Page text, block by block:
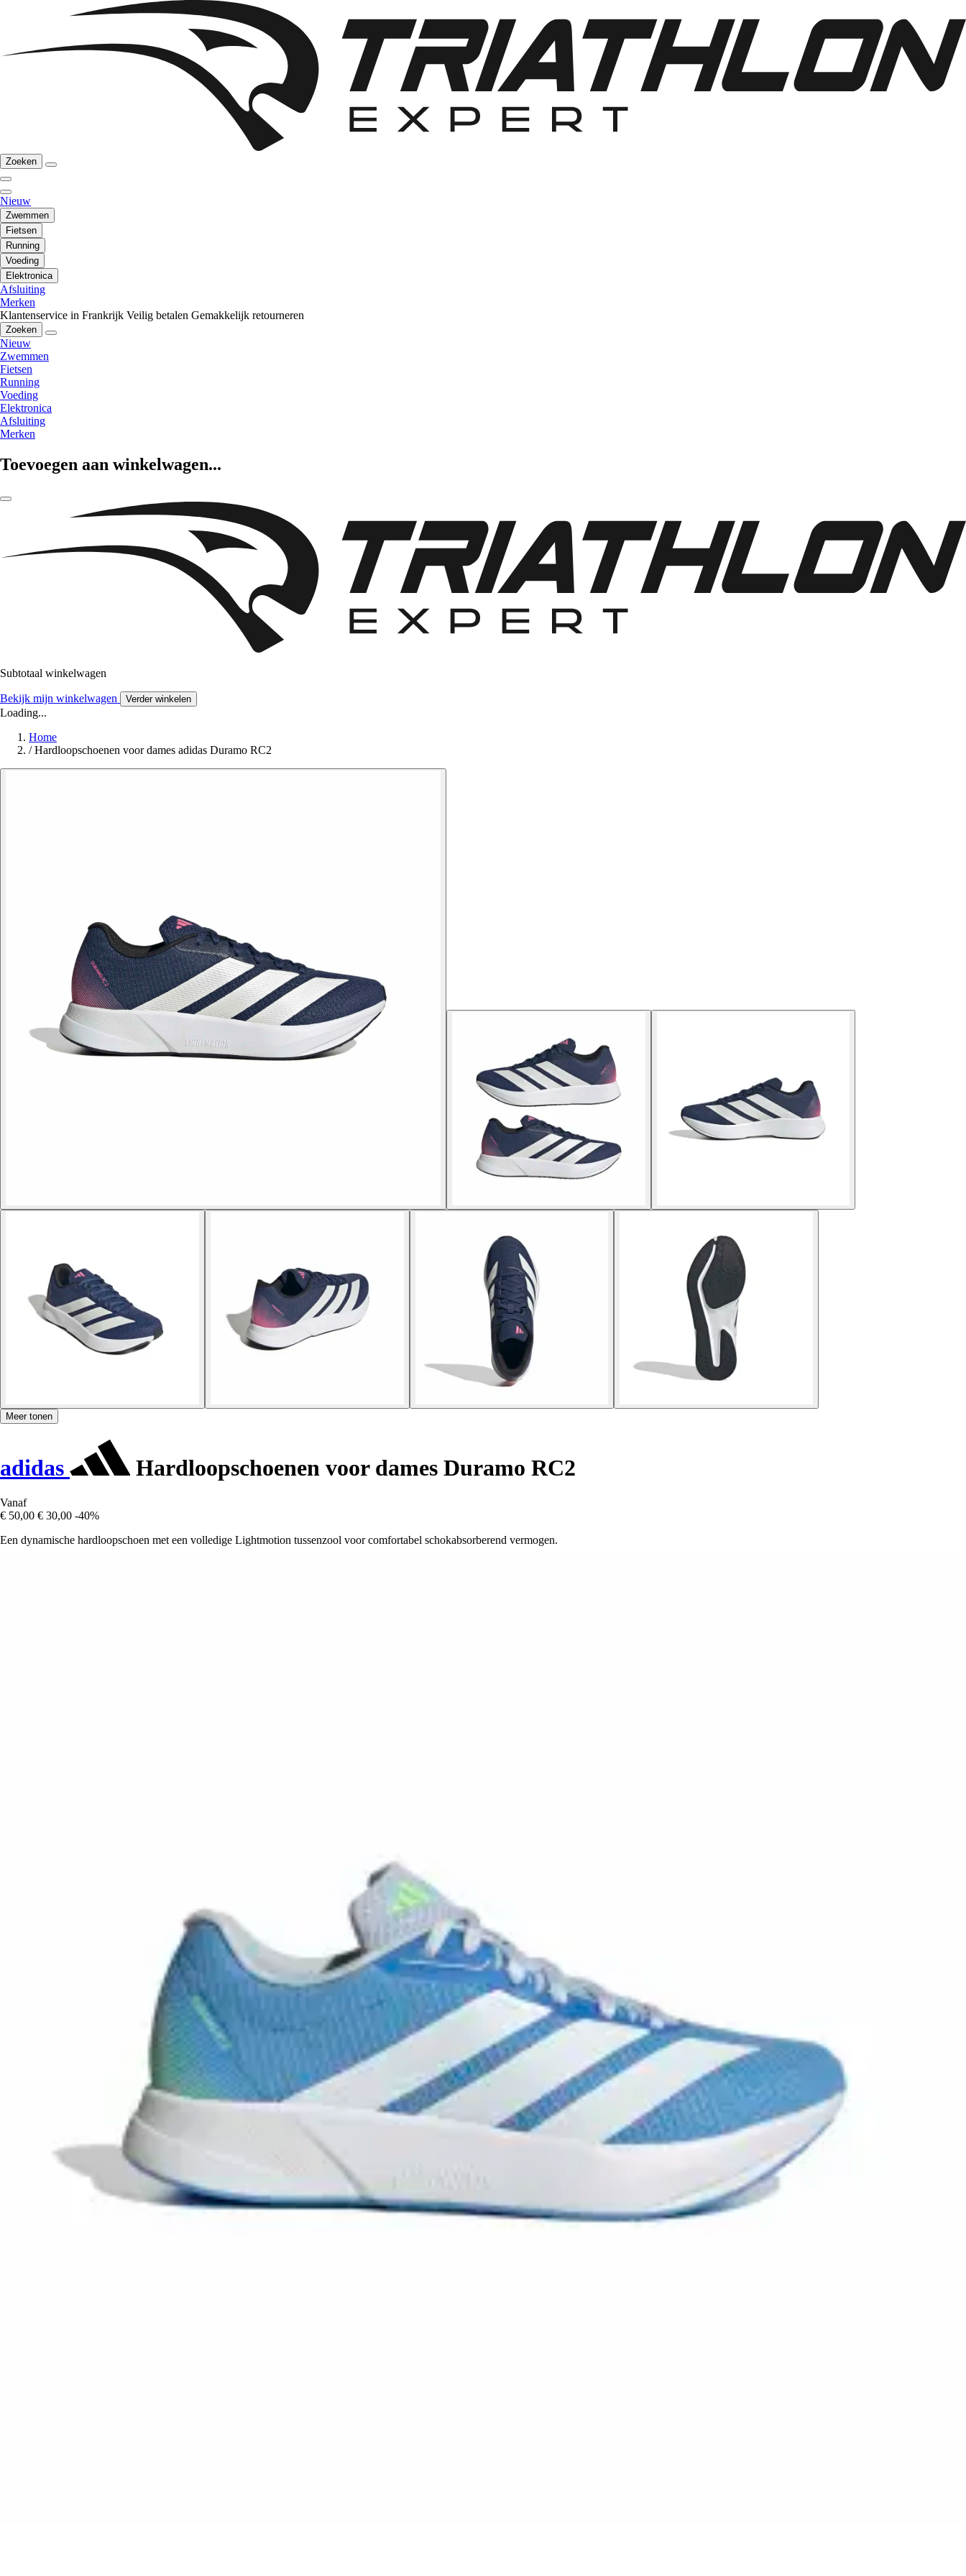
Zoeken
Nieuw
Zwemmen
Fietsen
Running
Voeding
Elektronica
Afsluiting
Merken
Klantenservice in Frankrijk Veilig betalen Gemakkelijk retourneren
Zoeken
Nieuw
Zwemmen
Fietsen
Running
Voeding
Elektronica
Afsluiting
Merken
Toevoegen aan winkelwagen...
Subtotaal winkelwagen
Bekijk mijn winkelwagen Verder winkelen
Loading...
Home
/ Hardloopschoenen voor dames adidas Duramo RC2
Meer tonen
adidas Hardloopschoenen voor dames Duramo RC2
Vanaf
€ 50,00 € 30,00 -40%
Een dynamische hardloopschoen met een volledige Lightmotion tussenzool voor comfortabel schokabsorberend vermogen.